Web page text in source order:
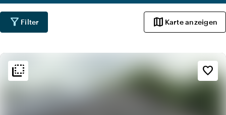
filter_alt Filter map Karte anzeigen
flip_to_back favorite_border
flip_to_back Ambiente und Ästhetik
info
Kneipenstil